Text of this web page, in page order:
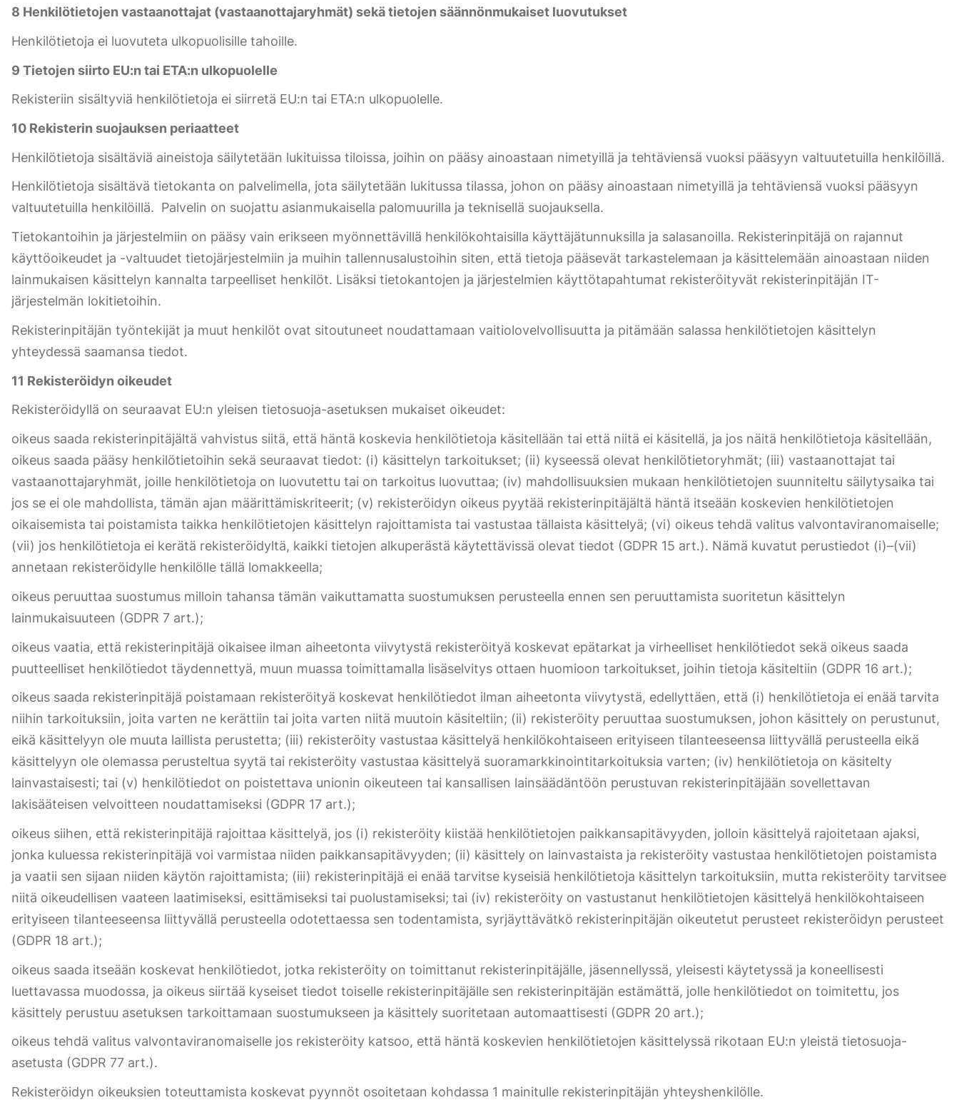
8 Henkilötietojen vastaanottajat (vastaanottajaryhmät) sekä tietojen säännönmukaiset luovutukset
Henkilötietoja ei luovuteta ulkopuolisille tahoille.
9 Tietojen siirto EU:n tai ETA:n ulkopuolelle
Rekisteriin sisältyviä henkilötietoja ei siirretä EU:n tai ETA:n ulkopuolelle.
10 Rekisterin suojauksen periaatteet
Henkilötietoja sisältäviä aineistoja säilytetään lukituissa tiloissa, joihin on pääsy ainoastaan nimetyillä ja tehtäviensä vuoksi pääsyyn valtuutetuilla henkilöillä.
Henkilötietoja sisältävä tietokanta on palvelimella, jota säilytetään lukitussa tilassa, johon on pääsy ainoastaan nimetyillä ja tehtäviensä vuoksi pääsyyn
valtuutetuilla henkilöillä. Palvelin on suojattu asianmukaisella palomuurilla ja teknisellä suojauksella.
Tietokantoihin ja järjestelmiin on pääsy vain erikseen myönnettävillä henkilökohtaisilla käyttäjätunnuksilla ja salasanoilla. Rekisterinpitäjä on rajannut
käyttöoikeudet ja -valtuudet tietojärjestelmiin ja muihin tallennusalustoihin siten, että tietoja pääsevät tarkastelemaan ja käsittelemään ainoastaan niiden
lainmukaisen käsittelyn kannalta tarpeelliset henkilöt. Lisäksi tietokantojen ja järjestelmien käyttötapahtumat rekisteröityvät rekisterinpitäjän IT-
järjestelmän lokitietoihin.
Rekisterinpitäjän työntekijät ja muut henkilöt ovat sitoutuneet noudattamaan vaitiolovelvollisuutta ja pitämään salassa henkilötietojen käsittelyn
yhteydessä saamansa tiedot.
11 Rekisteröidyn oikeudet
Rekisteröidyllä on seuraavat EU:n yleisen tietosuoja-asetuksen mukaiset oikeudet:
oikeus saada rekisterinpitäjältä vahvistus siitä, että häntä koskevia henkilötietoja käsitellään tai että niitä ei käsitellä, ja jos näitä henkilötietoja käsitellään,
oikeus saada pääsy henkilötietoihin sekä seuraavat tiedot: (i) käsittelyn tarkoitukset; (ii) kyseessä olevat henkilötietoryhmät; (iii) vastaanottajat tai
vastaanottajaryhmät, joille henkilötietoja on luovutettu tai on tarkoitus luovuttaa; (iv) mahdollisuuksien mukaan henkilötietojen suunniteltu säilytysaika tai
jos se ei ole mahdollista, tämän ajan määrittämiskriteerit; (v) rekisteröidyn oikeus pyytää rekisterinpitäjältä häntä itseään koskevien henkilötietojen
oikaisemista tai poistamista taikka henkilötietojen käsittelyn rajoittamista tai vastustaa tällaista käsittelyä; (vi) oikeus tehdä valitus valvontaviranomaiselle;
(vii) jos henkilötietoja ei kerätä rekisteröidyltä, kaikki tietojen alkuperästä käytettävissä olevat tiedot (GDPR 15 art.). Nämä kuvatut perustiedot (i)–(vii)
annetaan rekisteröidylle henkilölle tällä lomakkeella;
oikeus peruuttaa suostumus milloin tahansa tämän vaikuttamatta suostumuksen perusteella ennen sen peruuttamista suoritetun käsittelyn
lainmukaisuuteen (GDPR 7 art.);
oikeus vaatia, että rekisterinpitäjä oikaisee ilman aiheetonta viivytystä rekisteröityä koskevat epätarkat ja virheelliset henkilötiedot sekä oikeus saada
puutteelliset henkilötiedot täydennettyä, muun muassa toimittamalla lisäselvitys ottaen huomioon tarkoitukset, joihin tietoja käsiteltiin (GDPR 16 art.);
oikeus saada rekisterinpitäjä poistamaan rekisteröityä koskevat henkilötiedot ilman aiheetonta viivytystä, edellyttäen, että (i) henkilötietoja ei enää tarvita
niihin tarkoituksiin, joita varten ne kerättiin tai joita varten niitä muutoin käsiteltiin; (ii) rekisteröity peruuttaa suostumuksen, johon käsittely on perustunut,
eikä käsittelyyn ole muuta laillista perustetta; (iii) rekisteröity vastustaa käsittelyä henkilökohtaiseen erityiseen tilanteeseensa liittyvällä perusteella eikä
käsittelyyn ole olemassa perusteltua syytä tai rekisteröity vastustaa käsittelyä suoramarkkinointitarkoituksia varten; (iv) henkilötietoja on käsitelty
lainvastaisesti; tai (v) henkilötiedot on poistettava unionin oikeuteen tai kansallisen lainsäädäntöön perustuvan rekisterinpitäjään sovellettavan
lakisääteisen velvoitteen noudattamiseksi (GDPR 17 art.);
oikeus siihen, että rekisterinpitäjä rajoittaa käsittelyä, jos (i) rekisteröity kiistää henkilötietojen paikkansapitävyyden, jolloin käsittelyä rajoitetaan ajaksi,
jonka kuluessa rekisterinpitäjä voi varmistaa niiden paikkansapitävyyden; (ii) käsittely on lainvastaista ja rekisteröity vastustaa henkilötietojen poistamista
ja vaatii sen sijaan niiden käytön rajoittamista; (iii) rekisterinpitäjä ei enää tarvitse kyseisiä henkilötietoja käsittelyn tarkoituksiin, mutta rekisteröity tarvitsee
niitä oikeudellisen vaateen laatimiseksi, esittämiseksi tai puolustamiseksi; tai (iv) rekisteröity on vastustanut henkilötietojen käsittelyä henkilökohtaiseen
erityiseen tilanteeseensa liittyvällä perusteella odotettaessa sen todentamista, syrjäyttävätkö rekisterinpitäjän oikeutetut perusteet rekisteröidyn perusteet
(GDPR 18 art.);
oikeus saada itseään koskevat henkilötiedot, jotka rekisteröity on toimittanut rekisterinpitäjälle, jäsennellyssä, yleisesti käytetyssä ja koneellisesti
luettavassa muodossa, ja oikeus siirtää kyseiset tiedot toiselle rekisterinpitäjälle sen rekisterinpitäjän estämättä, jolle henkilötiedot on toimitettu, jos
käsittely perustuu asetuksen tarkoittamaan suostumukseen ja käsittely suoritetaan automaattisesti (GDPR 20 art.);
oikeus tehdä valitus valvontaviranomaiselle jos rekisteröity katsoo, että häntä koskevien henkilötietojen käsittelyssä rikotaan EU:n yleistä tietosuoja-
asetusta (GDPR 77 art.).
Rekisteröidyn oikeuksien toteuttamista koskevat pyynnöt osoitetaan kohdassa 1 mainitulle rekisterinpitäjän yhteyshenkilölle.